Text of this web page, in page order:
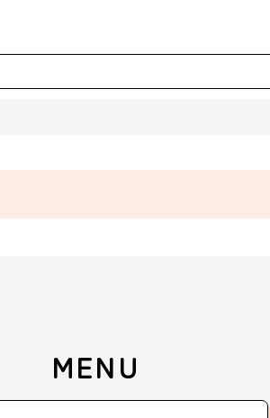
MENU